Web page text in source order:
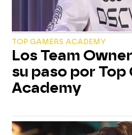
TOP GAMERS ACADEMY
Los Team
su paso por Top
Academy